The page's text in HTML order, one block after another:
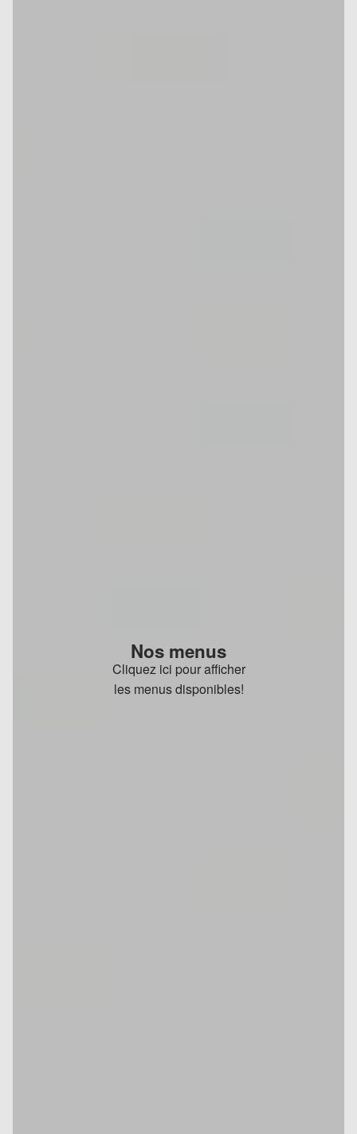
Nos menus
Cliquez ici pour afficher
les menus disponibles!